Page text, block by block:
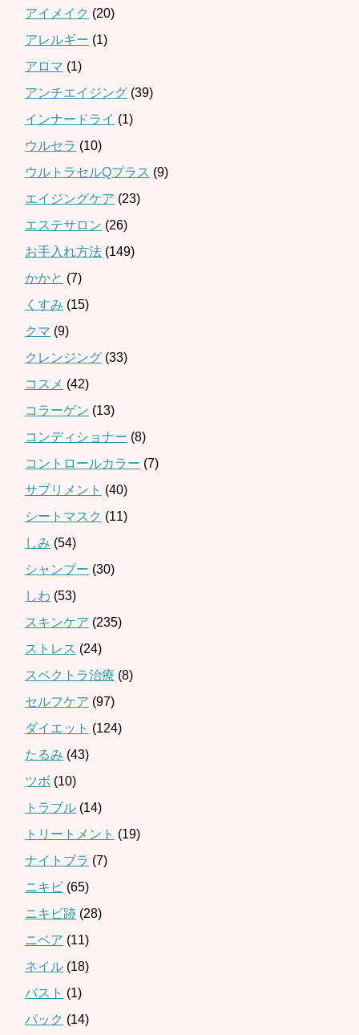
アイメイク (20)
アレルギー (1)
アロマ (1)
アンチエイジング (39)
インナードライ (1)
ウルセラ (10)
ウルトラセルQプラス (9)
エイジングケア (23)
エステサロン (26)
お手入れ方法 (149)
かかと (7)
くすみ (15)
クマ (9)
クレンジング (33)
コスメ (42)
コラーゲン (13)
コンディショナー (8)
コントロールカラー (7)
サプリメント (40)
シートマスク (11)
しみ (54)
シャンプー (30)
しわ (53)
スキンケア (235)
ストレス (24)
スペクトラ治療 (8)
セルフケア (97)
ダイエット (124)
たるみ (43)
ツボ (10)
トラブル (14)
トリートメント (19)
ナイトブラ (7)
ニキビ (65)
ニキビ跡 (28)
ニベア (11)
ネイル (18)
バスト (1)
パック (14)